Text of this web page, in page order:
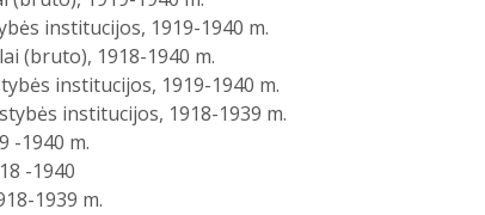
institucijos, 1919-1940 m.
(bruto), 1918-1940 m.
institucijos, 1919-1940 m.
institucijos, 1918-1939 m.
-1940 m.
-1940
1939 m.